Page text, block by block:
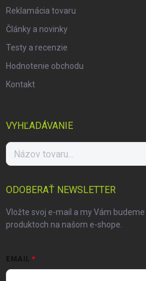
Reklamácia tovaru
Články a novinky
Testy a recenzie
Hodnotenie obchodu
Kontakt
VYHĽADÁVANIE
ODOBERAŤ NEWSLETTER
Vložte svoj e-mail a my Vám
produktoch na našom e-shope.
EMAIL